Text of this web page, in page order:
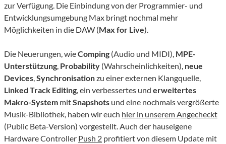
zur Verfügung. Die Einbindung von der Programmier- und
Entwicklungsumgebung Max bringt nochmal mehr
Möglichkeiten in die DAW (Max for Live).
Die Neuerungen, wieComping (Audio und MIDI), MPE-
Unterstützung, Probability (Wahrscheinlichkeiten), neue
Devices,Synchronisationzu einer externen Klangquelle,
Linked Track Editing, ein verbessertes und erweitertes
Makro-System mitSnapshots und eine nochmals vergrößerte
Musik-Bibliothek, haben wir euch hier in unserem Angecheckt
(Public Beta-Version) vorgestellt. Auch der hauseigene
Hardware Controller Push 2 profitiert von diesem Update mit